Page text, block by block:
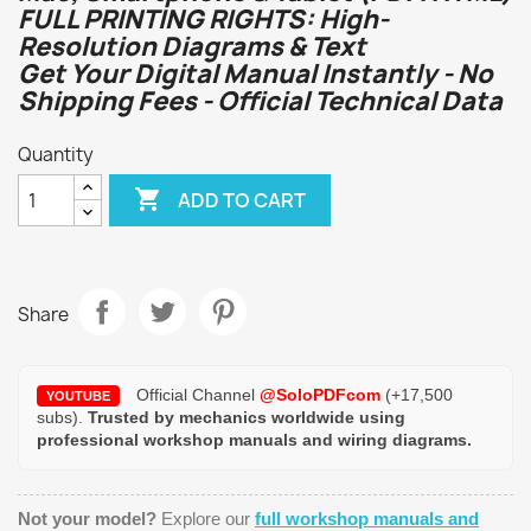
FULL PRINTING RIGHTS: High-
Resolution Diagrams & Text
Get Your Digital Manual Instantly - No
Shipping Fees - Official Technical Data
Quantity
 ADD TO CART
Share
YOUTUBE Official Channel @SoloPDFcom (+17,500
subs). Trusted by mechanics worldwide using
professional workshop manuals and wiring diagrams.
Not your model? Explore our full workshop manuals and